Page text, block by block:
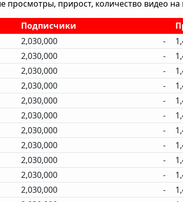
прирост, количество видео на
Подписчики
2,030,000 -
2,030,000 -
2,030,000 -
2,030,000 -
2,030,000 -
2,030,000 -
2,030,000 -
2,030,000 -
2,030,000 -
2,030,000 -
2,030,000 -